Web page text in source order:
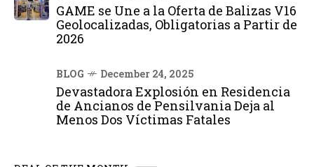
GAME se Une a la Oferta de Balizas V16
Geolocalizadas, Obligatorias a Partir de
2026
BLOG December 24, 2025
Devastadora Explosión en Residencia
de Ancianos de Pensilvania Deja al
Menos Dos Víctimas Fatales